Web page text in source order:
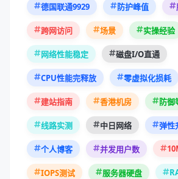
德国联通9929 防护峰值
跨网访问 场景 实操经验
网络性能稳定 磁盘I/O直通
CPU性能完释放 零虚拟化损耗
建站指南 香港机房 防御
线路实测 中日网络 弹性
个人博客 并发用户数
IOPS测试 服务器硬盘